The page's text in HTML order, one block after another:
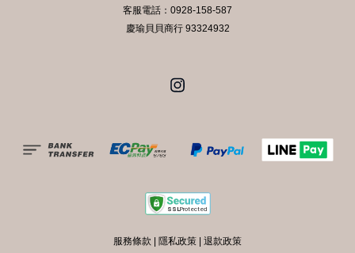
客服電話：0928-158-587
慶瑜貝貝商行 93324932
服務條款 | 隱私政策 | 退款政策